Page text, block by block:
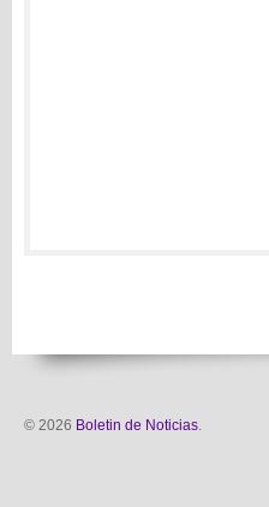
© 2026 Boletin de Noticias.